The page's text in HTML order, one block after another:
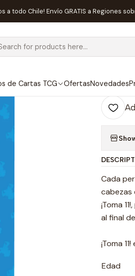
de Cartas TCG OfertasNovedades
a todo Chile! Envío GRATIS a Regiones
de Mesa Editorial Fractal Toma
Quantity
Cada
cabezas
¡Toma
al final
¡Toma
Edad